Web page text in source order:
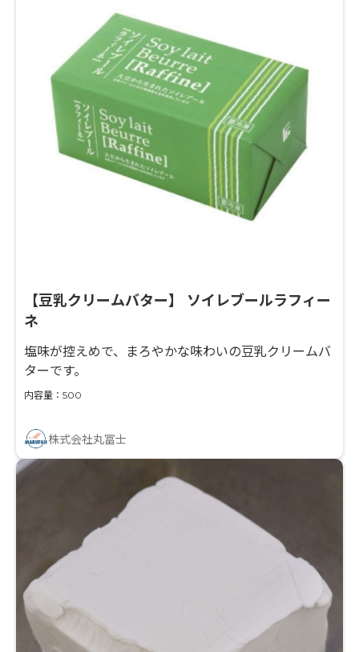
【豆乳クリームバター】 ソイレブールラフィー
ネ
塩味が控えめで、まろやかな味わいの豆乳クリームバ
ターです。
内容量：500
株式会社丸冨士